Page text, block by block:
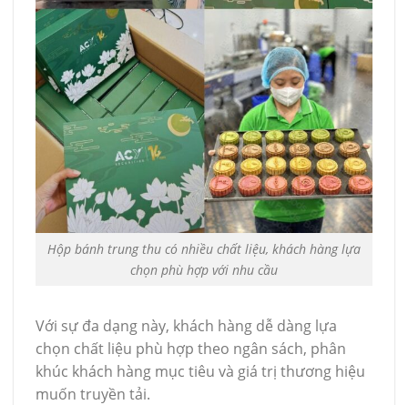
Hộp bánh trung thu có nhiều chất liệu, khách hàng lựa
chọn phù hợp với nhu cầu
Với sự đa dạng này, khách hàng dễ dàng lựa
chọn chất liệu phù hợp theo ngân sách, phân
khúc khách hàng mục tiêu và giá trị thương hiệu
muốn truyền tải.